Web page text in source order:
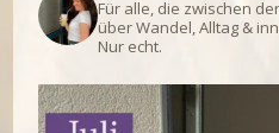
Für alle, die zwischen
über Wandel, Alltag &
Nur echt.